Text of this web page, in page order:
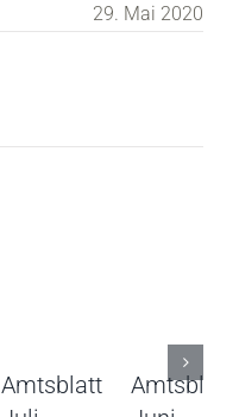
29. Mai 2020
Amtsblatt
Amtsblatt